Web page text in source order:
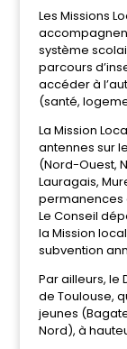
Les Missions
système
parcours
accéder à
(santé,
La Mission
antennes sur
(Nord-Ouest,
Lauragais,
permanences
Le Conseil
la Mission
subvention
Par ailleurs, le
de Toulouse,
jeunes
Nord), à